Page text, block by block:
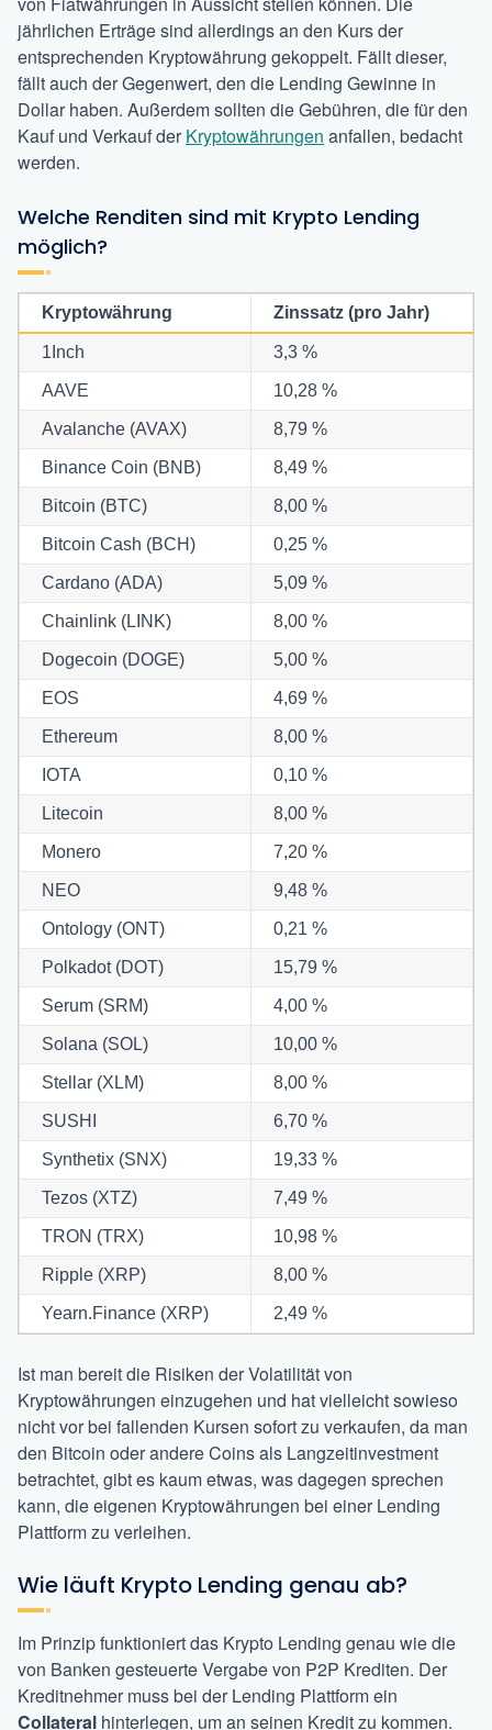
jährlichen Erträge sind allerdings an den Kurs der
entsprechenden Kryptowährung gekoppelt. Fällt dieser,
fällt auch der Gegenwert, den die Lending Gewinne in
Dollar haben. Außerdem sollten die Gebühren, die für den
Kauf und Verkauf derKryptowährungen anfallen, bedacht
werden.
Welche Renditen sind mit Krypto Lending
möglich?
Kryptowährung Zinssatz (pro Jahr)
1Inch 3,3 %
AAVE 10,28 %
Avalanche (AVAX) 8,79 %
Binance Coin (BNB) 8,49 %
Bitcoin (BTC) 8,00 %
Bitcoin Cash (BCH) 0,25 %
Cardano (ADA) 5,09 %
Chainlink (LINK) 8,00 %
Dogecoin (DOGE) 5,00 %
EOS 4,69 %
Ethereum 8,00 %
IOTA 0,10 %
Litecoin 8,00 %
Monero 7,20 %
NEO 9,48 %
Ontology (ONT) 0,21 %
Polkadot (DOT) 15,79 %
Serum (SRM) 4,00 %
Solana (SOL) 10,00 %
Stellar (XLM) 8,00 %
SUSHI 6,70 %
Synthetix (SNX) 19,33 %
Tezos (XTZ) 7,49 %
TRON (TRX) 10,98 %
Ripple (XRP) 8,00 %
Yearn.Finance (XRP) 2,49 %
Ist man bereit die Risiken der Volatilität von
Kryptowährungen einzugehen und hat vielleicht sowieso
nicht vor bei fallenden Kursen sofort zu verkaufen, da man
den Bitcoin oder andere Coins als Langzeitinvestment
betrachtet, gibt es kaum etwas, was dagegen sprechen
kann, die eigenen Kryptowährungen bei einer Lending
Plattform zu verleihen.
Wie läuft Krypto Lending genau ab?
Im Prinzip funktioniert das Krypto Lending genau wie die
von Banken gesteuerte Vergabe von P2P Krediten. Der
Kreditnehmer muss bei der Lending Plattform ein
Collateral hinterlegen, um an seinen Kredit zu kommen.